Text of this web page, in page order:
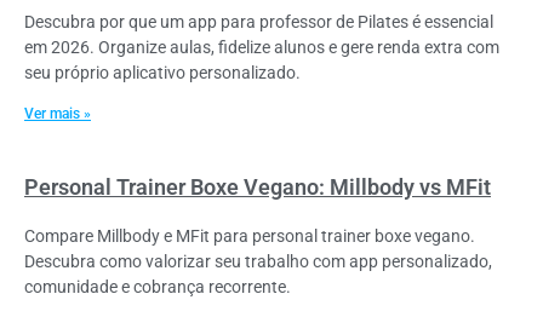
Descubra por que um app para professor de Pilates é essencial
em 2026. Organize aulas, fidelize alunos e gere renda extra com
seu próprio aplicativo personalizado.
Ver mais »
Personal Trainer Boxe Vegano: Millbody vs MFit
Compare Millbody e MFit para personal trainer boxe vegano.
Descubra como valorizar seu trabalho com app personalizado,
comunidade e cobrança recorrente.